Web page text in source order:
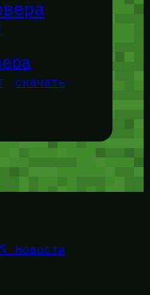
скачать
Новости